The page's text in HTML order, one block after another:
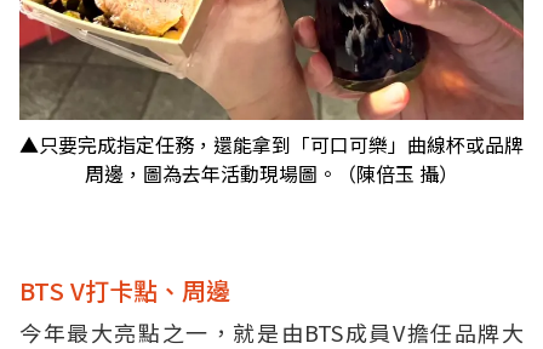
▲只要完成指定任務，還能拿到「可口可樂」曲線杯或品牌
周邊，圖為去年活動現場圖。（陳倍玉 攝）
BTS V打卡點、周邊
今年最大亮點之一，就是由BTS成員V擔任品牌大